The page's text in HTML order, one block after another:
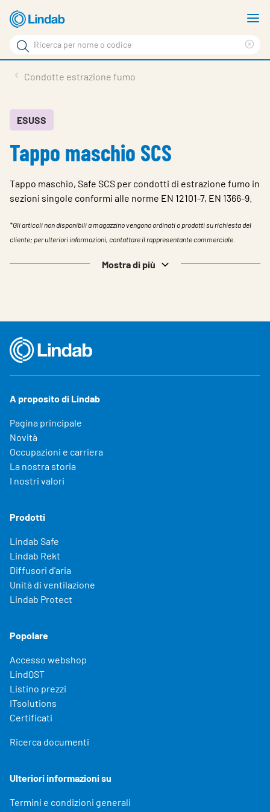
Log
visionare
Cerca
Cerca
Su Lindab
Su Tecnovent
Download
Log in
Scegliere la lingua
Condotte estrazione fumo
ESUSS
Tappo maschio SCS
Tappo maschio, Safe SCS per condotti di estrazione fumo in
sezioni singole conformi alle norme EN 12101-7, EN 1366-9.
*Gli articoli non disponibili a magazzino vengono ordinati o prodotti su richiesta del
cliente; per ulteriori informazioni, contattare il rappresentante commerciale.
Mostra di più
A proposito di Lindab
Pagina principale
Novità
Occupazioni e carriera
La nostra storia
I nostri valori
Prodotti
Lindab Safe
Lindab Rekt
Diffusori d'aria
Unità di ventilazione
Lindab Protect
Popolare
Accesso webshop
LindQST
Listino prezzi
ITsolutions
Certificati
Ricerca documenti
Ulteriori informazioni su
Termini e condizioni generali